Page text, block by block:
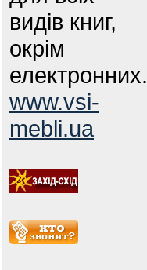
видів книг,
окрім
електронних.
www.vsi-
mebli.ua